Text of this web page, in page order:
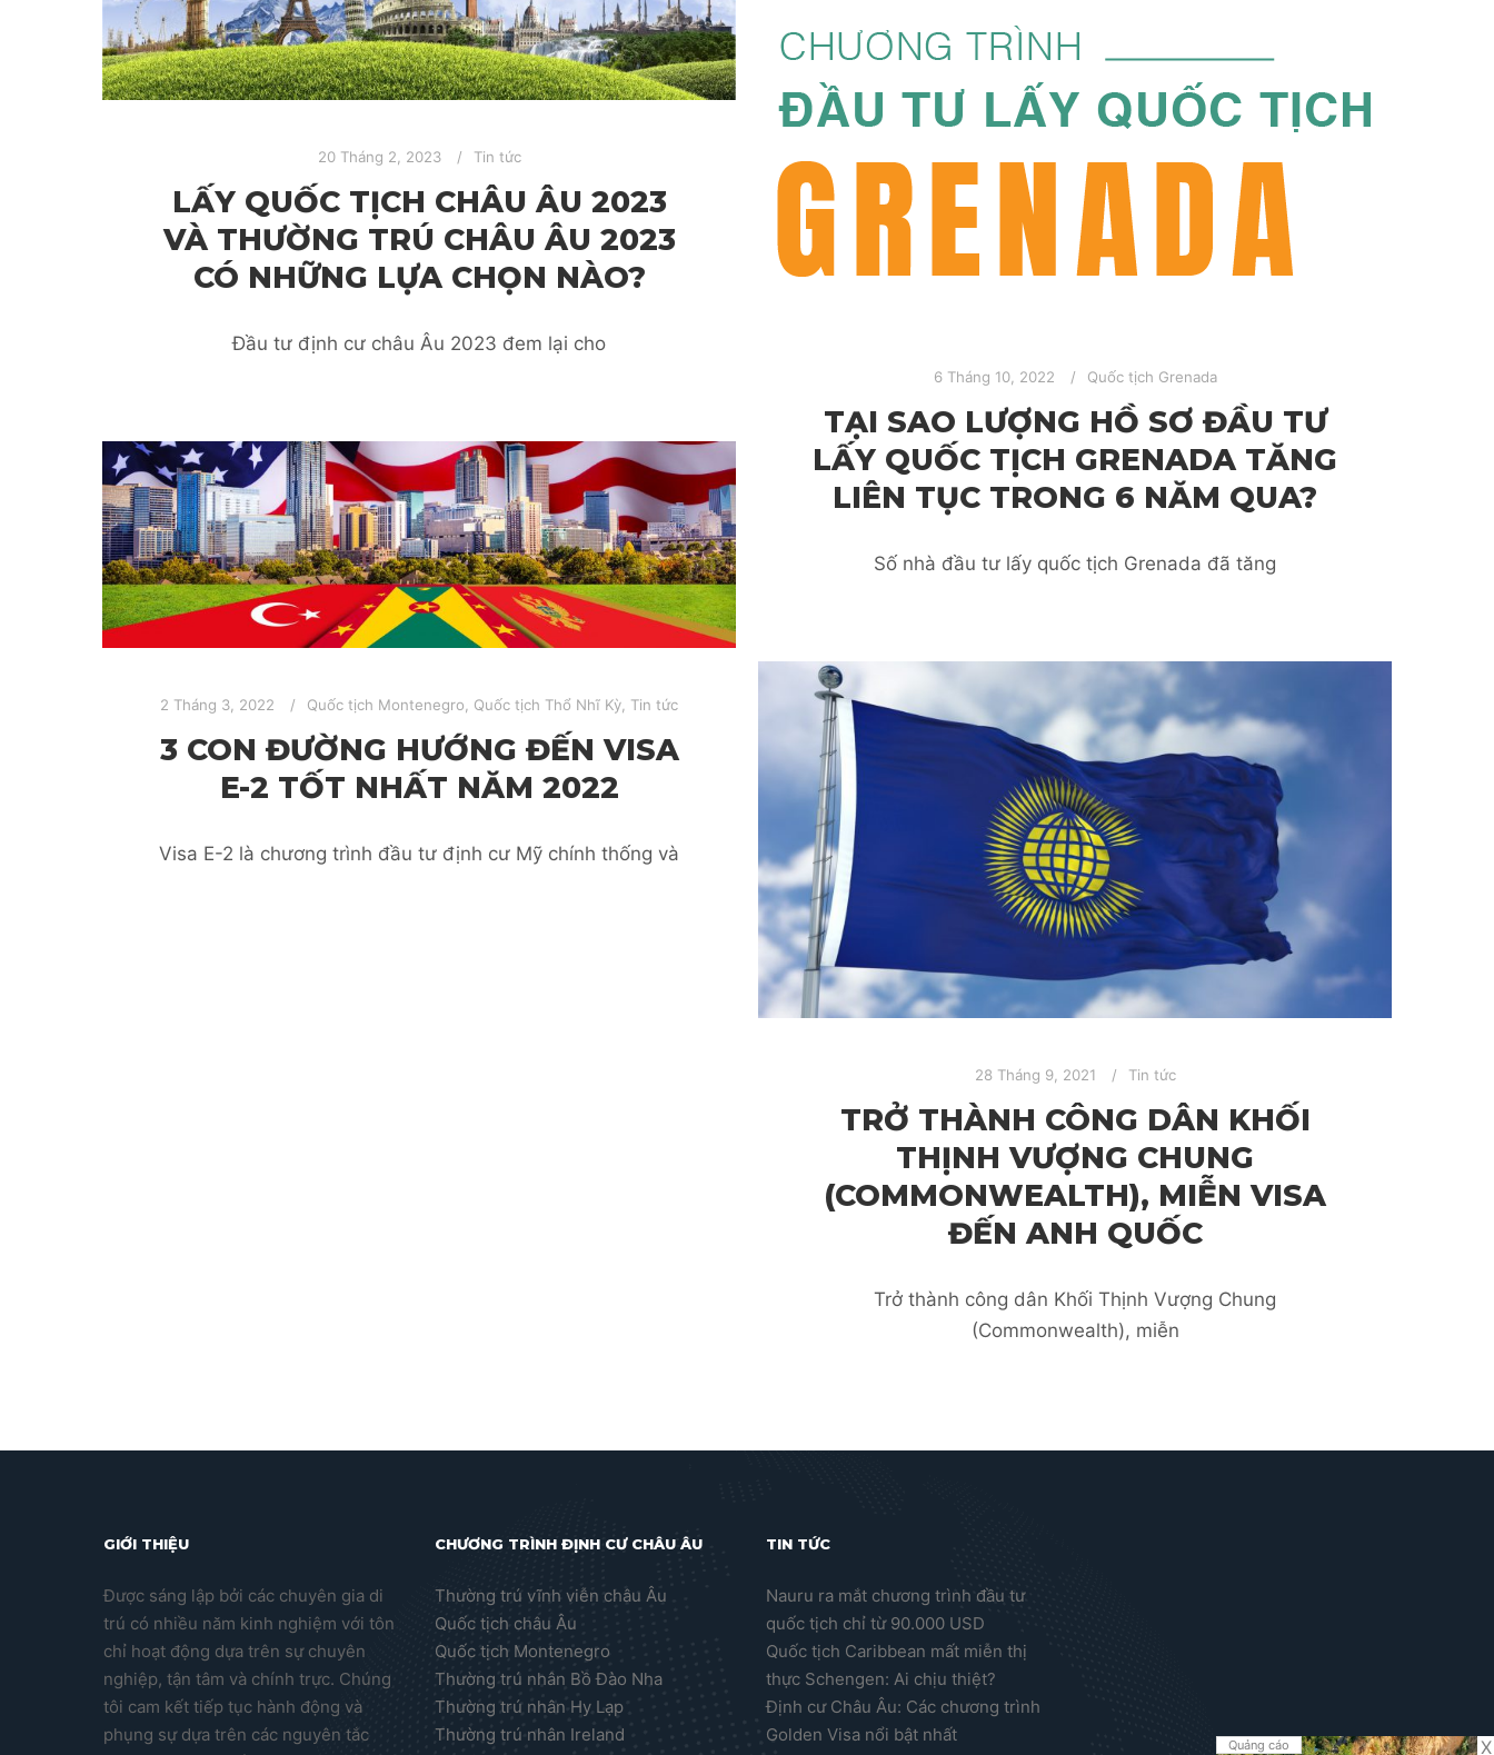
20 Tháng 2, 2023 Tin tức
LẤY QUỐC TỊCH CHÂU ÂU 2023
VÀ THƯỜNG TRÚ CHÂU ÂU 2023
CÓ NHỮNG LỰA CHỌN NÀO?
Đầu tư định cư châu Âu 2023 đem lại cho
6 Tháng 10, 2022 Quốc tịch Grenada
TẠI SAO LƯỢNG HỒ SƠ ĐẦU TƯ
LẤY QUỐC TỊCH GRENADA TĂNG
LIÊN TỤC TRONG 6 NĂM QUA?
Số nhà đầu tư lấy quốc tịch Grenada đã tăng
2 Tháng 3, 2022 Quốc tịch Montenegro Quốc tịch Thổ Nhĩ Kỳ Tin tức
3 CON ĐƯỜNG HƯỚNG ĐẾN VISA
E-2 TỐT NHẤT NĂM 2022
Visa E-2 là chương trình đầu tư định cư Mỹ chính thống và
28 Tháng 9, 2021 Tin tức
TRỞ THÀNH CÔNG DÂN KHỐI
THỊNH VƯỢNG CHUNG
(COMMONWEALTH), MIỄN VISA
ĐẾN ANH QUỐC
Trở thành công dân Khối Thịnh Vượng Chung
(Commonwealth), miễn
GIỚI THIỆU
Được sáng lập bởi các chuyên gia di
trú có nhiều năm kinh nghiệm với tôn
chỉ hoạt động dựa trên sự chuyên
nghiệp, tận tâm và chính trực. Chúng
tôi cam kết tiếp tục hành động và
phụng sự dựa trên các nguyên tắc
CHƯƠNG TRÌNH ĐỊNH CƯ CHÂU ÂU
Thường trú vĩnh viễn châu Âu
Quốc tịch châu Âu
Quốc tịch Montenegro
Thường trú nhân Bồ Đào Nha
Thường trú nhân Hy Lạp
Thường trú nhân Ireland
TIN TỨC
Nauru ra mắt chương trình đầu tư
quốc tịch chỉ từ 90.000 USD
Quốc tịch Caribbean mất miễn thị
thực Schengen: Ai chịu thiệt?
Định cư Châu Âu: Các chương trình
Golden Visa nổi bật nhất
Quảng cáo X